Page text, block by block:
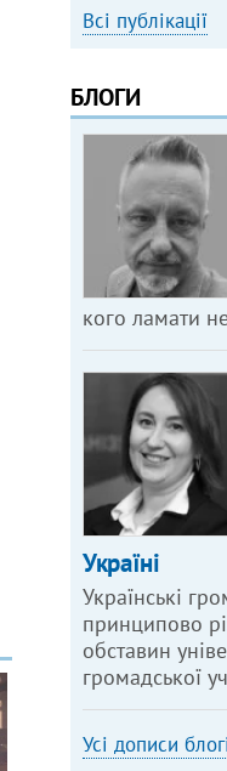
Всі публікації
БЛОГИ
кого ламати
Україні
Українські
принципово
обставин
громадської
Усі дописи